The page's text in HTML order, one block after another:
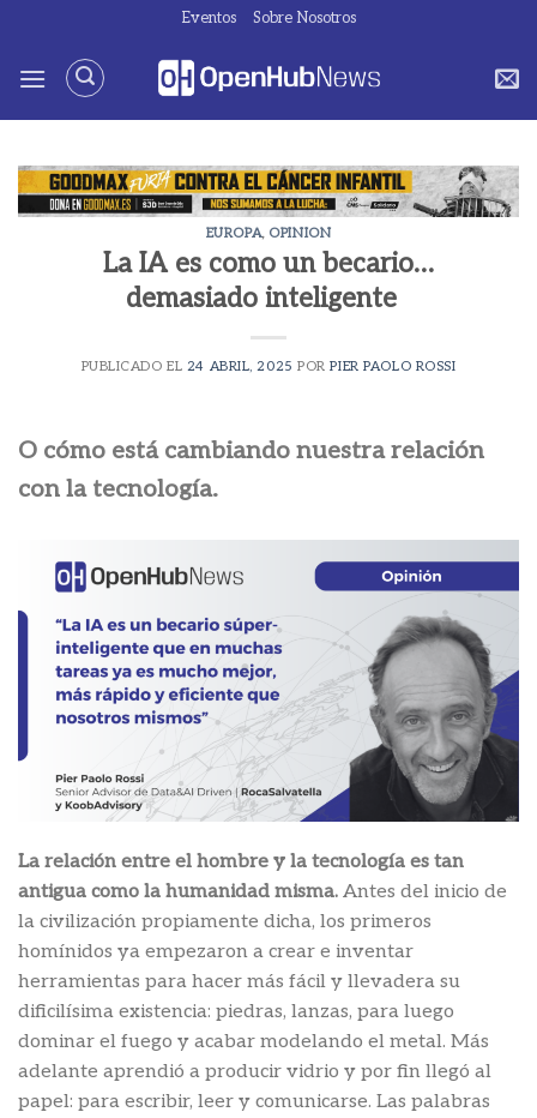
contenido
Eventos Sobre Nosotros
EUROPA, OPINION
La IA es como un becario…
demasiado inteligente
PUBLICADO EL 24 ABRIL, 2025 PORPIER PAOLO ROSSI
O cómo está cambiando nuestra relación
con la tecnología.
La relación entre el hombre y la tecnología es tan
antigua como la humanidad misma. Antes del inicio de
la civilización propiamente dicha, los primeros
homínidos ya empezaron a crear e inventar
herramientas para hacer más fácil y llevadera su
dificilísima existencia: piedras, lanzas, para luego
dominar el fuego y acabar modelando el metal. Más
adelante aprendió a producir vidrio y por fin llegó al
papel: para escribir, leer y comunicarse. Las palabras